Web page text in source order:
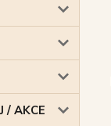
/ AKCE